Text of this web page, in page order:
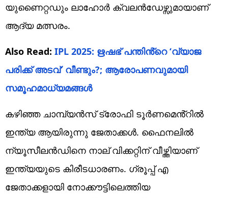
യുണൈറ്റഡും ലാഹോർ ക്വലൻഡേഴ്സുമായാണ്
ആദ്യ മത്സരം.
Also Read: IPL 2025: ഋഷഭ് പന്തിൻ്റെ ‘വ്യാജ
പരിക്ക് അടവ്’ വീണ്ടും?; ആരോപണവുമായി
സമൂഹമാധ്യമങ്ങൾ
കഴിഞ്ഞ ചാമ്പ്യൻസ് ട്രോഫി ടൂർണമെൻ്റിൽ
ഇന്ത്യ ആയിരുന്നു ജേതാക്കൾ. ഫൈനലിൽ
ന്യൂസീലൻഡിനെ നാല് വിക്കറ്റിന് വീഴ്ത്തിയാണ്
ഇന്ത്യയുടെ കിരീടധാരണം. ഗ്രൂപ്പ് എ
ജേതാക്കളായി നോക്കൗട്ടിലെത്തിയ